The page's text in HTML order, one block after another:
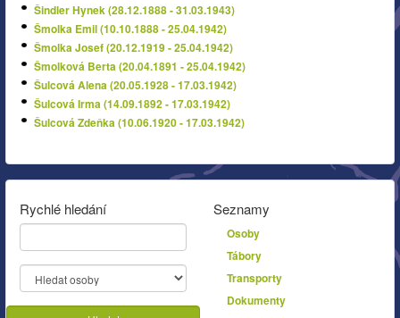
Šindler Hynek (28.12.1888 - 31.03.1943)
Šmolka Emil (10.10.1888 - 25.04.1942)
Šmolka Josef (20.12.1919 - 25.04.1942)
Šmolková Berta (20.04.1891 - 25.04.1942)
Šulcová Alena (20.05.1928 - 17.03.1942)
Šulcová Irma (14.09.1892 - 17.03.1942)
Šulcová Zdeňka (10.06.1920 - 17.03.1942)
Rychlé hledání Seznamy
Osoby
Tábory
Transporty
Dokumenty